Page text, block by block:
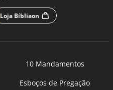
Loja Bíbliaon
10 Mandamentos
Esboços de Pregação